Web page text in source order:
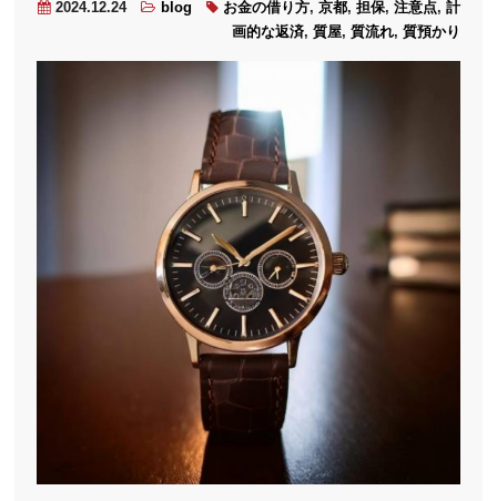
2024.12.24 blog お金の借り方, 京都, 担保, 注意点, 計
画的な返済, 質屋, 質流れ, 質預かり